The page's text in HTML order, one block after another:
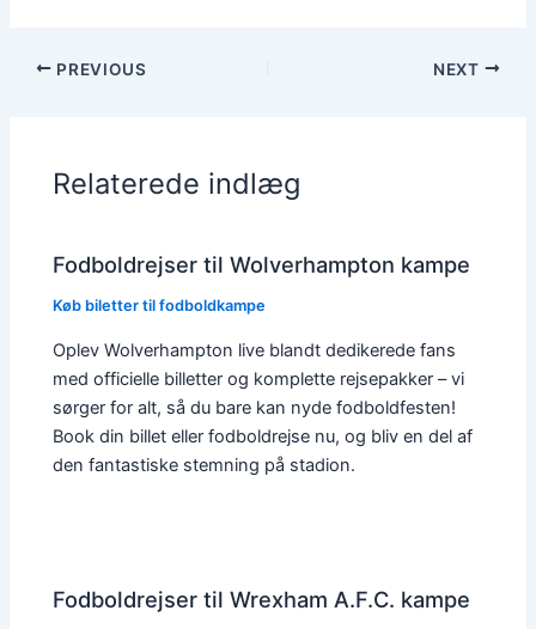
PREVIOUS NEXT
Relaterede indlæg
Fodboldrejser til Wolverhampton kampe
Køb biletter til fodboldkampe
Oplev Wolverhampton live blandt dedikerede fans
med officielle billetter og komplette rejsepakker – vi
sørger for alt, så du bare kan nyde fodboldfesten!
Book din billet eller fodboldrejse nu, og bliv en del af
den fantastiske stemning på stadion.
Fodboldrejser til Wrexham A.F.C. kampe